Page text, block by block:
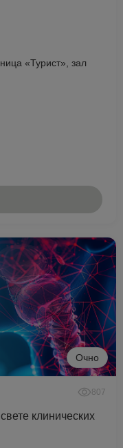
«Турист», зал
Очно
807
клинических